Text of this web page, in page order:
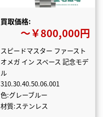
買取価格:
〜￥800,000円
スピードマスター ファースト
オメガ イン スペース 記念モデ
ル
310.30.40.50.06.001
色:グレーブルー
材質:ステンレス